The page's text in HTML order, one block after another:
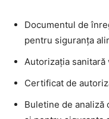
Documentul de
pentru siguranţa
Autorizaţia
Certificat de
Buletine de